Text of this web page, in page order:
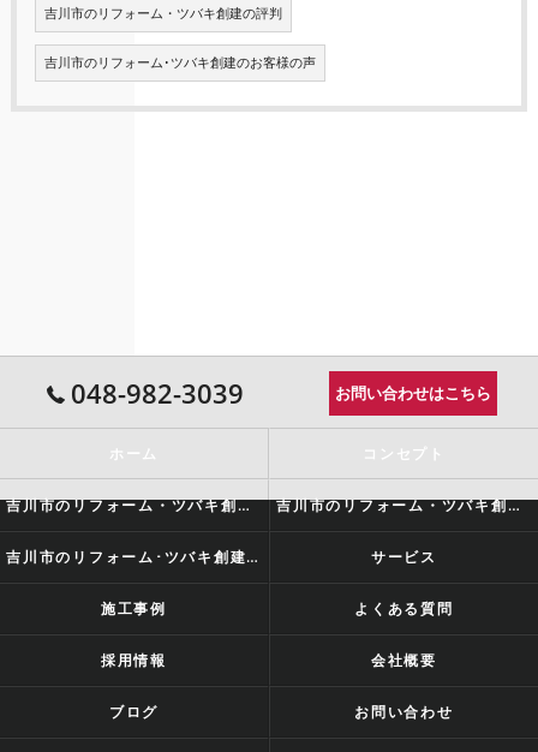
吉川市のリフォーム・ツバキ創建の評判
吉川市のリフォーム･ツバキ創建のお客様の声
048-982-3039 お問い合わせはこちら
ホーム コンセプト
吉川市のリフォーム・ツバキ創建の口コミ情報 吉川市のリフォーム・ツバキ創建の評判
吉川市のリフォーム･ツバキ創建のお客様の声 サービス
施工事例 よくある質問
採用情報 会社概要
ブログ お問い合わせ